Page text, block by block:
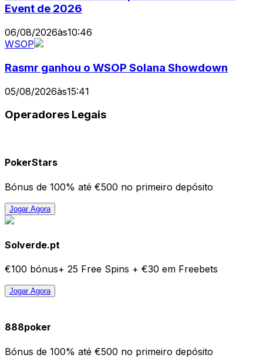
Event de 2026
06/08/2026às10:46
WSOP
Rasmr ganhou o WSOP Solana Showdown
05/08/2026às15:41
Operadores Legais
PokerStars
Bónus de 100% até €500 no primeiro depósito
Jogar Agora
Solverde.pt
€100 bónus+ 25 Free Spins + €30 em Freebets
Jogar Agora
888poker
Bónus de 100% até €500 no primeiro depósito